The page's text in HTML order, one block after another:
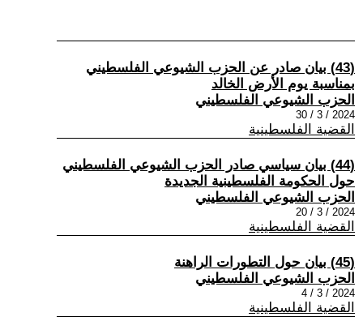
(43) بيان صادر عن الحزب الشيوعي الفلسطيني
بمناسبة يوم الأرض الخالد
الحزب الشيوعي الفلسطيني
2024 / 3 / 30
القضية الفلسطينية
(44) بيان سياسي صادر الحزب الشيوعي الفلسطيني
حول الحكومة الفلسطينية الجديدة
الحزب الشيوعي الفلسطيني
2024 / 3 / 20
القضية الفلسطينية
(45) بيان حول التطورات الراهنة
الحزب الشيوعي الفلسطيني
2024 / 3 / 4
القضية الفلسطينية